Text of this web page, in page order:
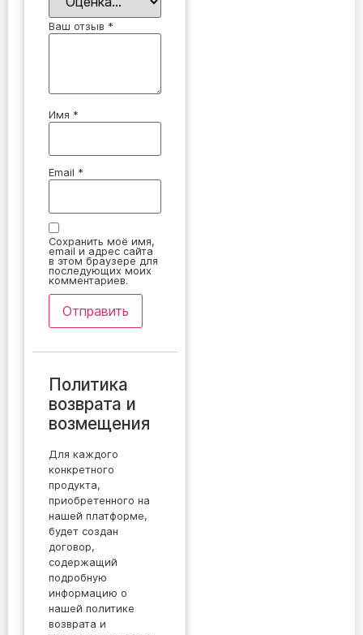
Ваш отзыв *
Имя *
Email *
Сохранить моё имя,
email и адрес сайта
в этом браузере для
последующих моих
комментариев.
Политика
возврата и
возмещения
Для каждого
конкретного
продукта,
приобретенного на
нашей платформе,
будет создан
договор,
содержащий
подробную
информацию о
нашей политике
возврата и